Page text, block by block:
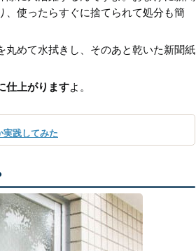
使ったらすぐに捨てられて処分も簡
めて水拭きし、そのあと乾いた新聞紙
仕上がりますよ。
実践してみた